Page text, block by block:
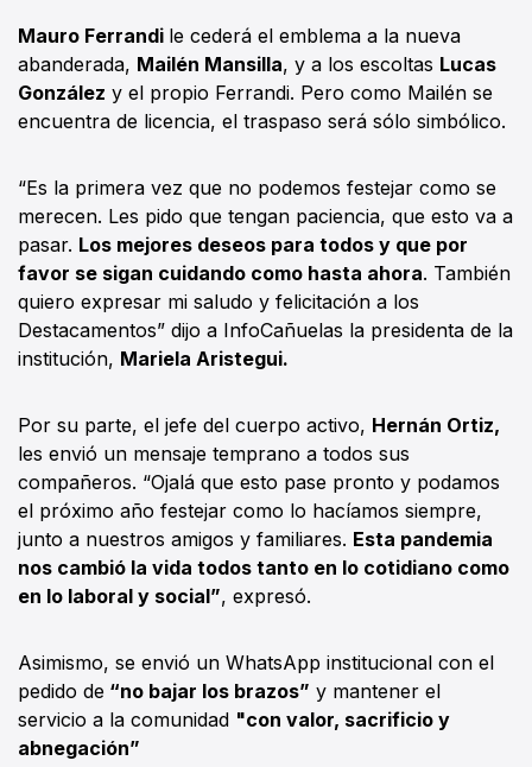
Mauro Ferrandi le cederá el emblema a la nueva
abanderada, Mailén Mansilla, y a los escoltas Lucas
González y el propio Ferrandi. Pero como Mailén se
encuentra de licencia, el traspaso será sólo simbólico.
“Es la primera vez que no podemos festejar como se
merecen. Les pido que tengan paciencia, que esto va a
pasar. Los mejores deseos para todos y que por
favor se sigan cuidando como hasta ahora. También
quiero expresar mi saludo y felicitación a los
Destacamentos” dijo a InfoCañuelas la presidenta de la
institución, Mariela Aristegui.
Por su parte, el jefe del cuerpo activo, Hernán Ortiz,
les envió un mensaje temprano a todos sus
compañeros. “Ojalá que esto pase pronto y podamos
el próximo año festejar como lo hacíamos siempre,
junto a nuestros amigos y familiares. Esta pandemia
nos cambió la vida todos tanto en lo cotidiano como
en lo laboral y social”, expresó.
Asimismo, se envió un WhatsApp institucional con el
pedido de “no bajar los brazos” y mantener el
servicio a la comunidad "con valor, sacrificio y
abnegación”